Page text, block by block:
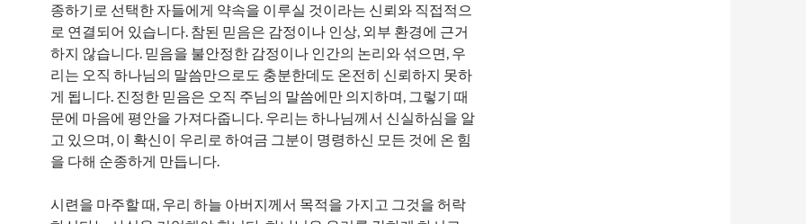
종하기로 선택한 자들에게 약속을 이루실 것이라는 신뢰와 직접적으
로 연결되어 있습니다. 참된 믿음은 감정이나 인상, 외부 환경에 근거
하지 않습니다. 믿음을 불안정한 감정이나 인간의 논리와 섞으면, 우
리는 오직 하나님의 말씀만으로도 충분한데도 온전히 신뢰하지 못하
게 됩니다. 진정한 믿음은 오직 주님의 말씀에만 의지하며, 그렇기 때
문에 마음에 평안을 가져다줍니다. 우리는 하나님께서 신실하심을 알
고 있으며, 이 확신이 우리로 하여금 그분이 명령하신 모든 것에 온 힘
을 다해 순종하게 만듭니다.
시련을 마주할 때, 우리 하늘 아버지께서 목적을 가지고 그것을 허락